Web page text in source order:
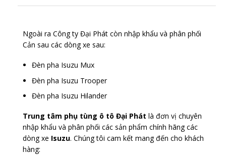
Ngoài ra Công ty Đại Phát còn nhập khẩu và phân phối
Cản sau các dòng xe sau:
Đèn pha Isuzu Mux
Đèn pha Isuzu Trooper
Đèn pha Isuzu Hilander
Trung tâm phụ tùng ô tô Đại Phát là đơn vị chuyên
nhập khẩu và phân phối các sản phẩm chính hãng các
dòng xe Isuzu. Chúng tôi cam kết mang đến cho khách
hàng: